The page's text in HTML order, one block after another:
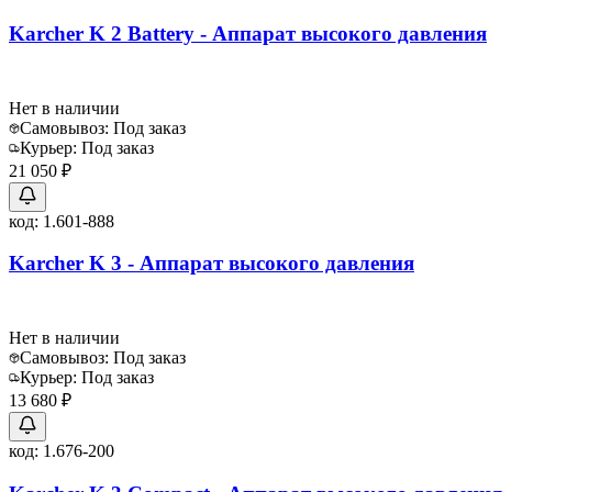
Karcher K 2 Battery - Аппарат высокого давления
Нет в наличии
Самовывоз: Под заказ
Курьер: Под заказ
21 050 ₽
код: 1.601-888
Karcher K 3 - Аппарат высокого давления
Нет в наличии
Самовывоз: Под заказ
Курьер: Под заказ
13 680 ₽
код: 1.676-200